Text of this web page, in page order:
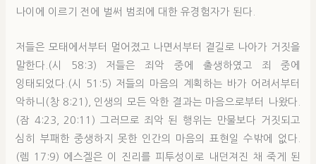
나이에 이르기 전에 벌써 범죄에 대한 유경험자가 된다.
저들은 모태에서부터 멀어졌고 나면서부터 곁길로 나아가 거짓을
말한다.(시 58:3) 저들은 죄악 중에 출생하였고 죄 중에
잉태되었다.(시 51:5) 저들의 마음의 계획하는 바가 어려서부터
악하니(창 8:21), 인생의 모든 악한 결과는 마음으로부터 나왔다.
(잠 4:23, 20:11) 그러므로 죄악 된 행위는 만물보다 거짓되고
심히 부패한 중생하지 못한 인간의 마음의 표현일 수밖에 없다.
(렘 17:9) 에스겔은 이 진리를 피투성이로 내던져진 채 죽게 된